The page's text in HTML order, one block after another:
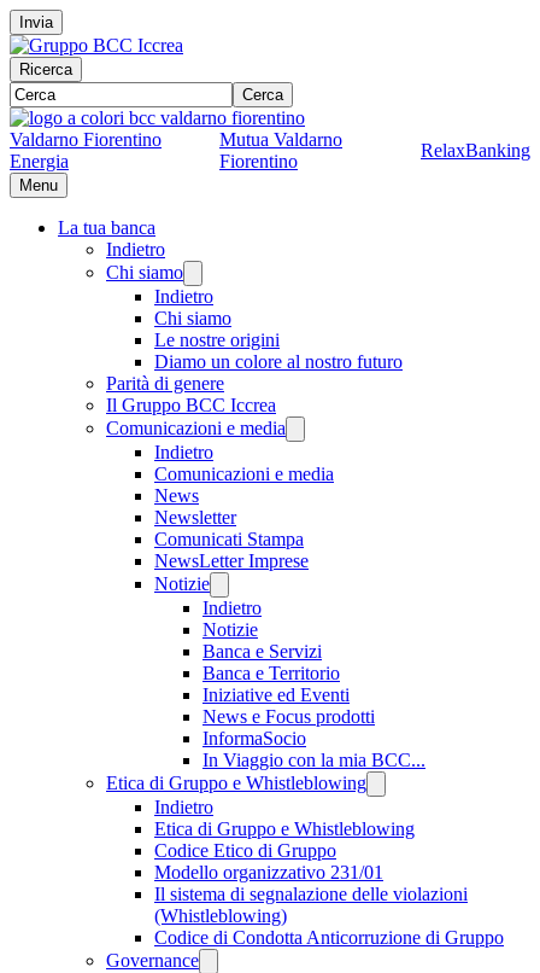
Invia
Ricerca
Cerca
Valdarno Fiorentino
Energia
Mutua Valdarno
Fiorentino
RelaxBanking
Menu
La tua banca
Indietro
Chi siamo
Indietro
Chi siamo
Le nostre origini
Diamo un colore al nostro futuro
Parità di genere
Il Gruppo BCC Iccrea
Comunicazioni e media
Indietro
Comunicazioni e media
News
Newsletter
Comunicati Stampa
NewsLetter Imprese
Notizie
Indietro
Notizie
Banca e Servizi
Banca e Territorio
Iniziative ed Eventi
News e Focus prodotti
InformaSocio
In Viaggio con la mia BCC...
Etica di Gruppo e Whistleblowing
Indietro
Etica di Gruppo e Whistleblowing
Codice Etico di Gruppo
Modello organizzativo 231/01
Il sistema di segnalazione delle violazioni
(Whistleblowing)
Codice di Condotta Anticorruzione di Gruppo
Governance